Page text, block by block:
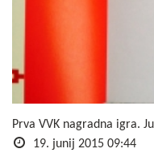
Prva VVK nagradna igra.
19. junij 2015 09:44